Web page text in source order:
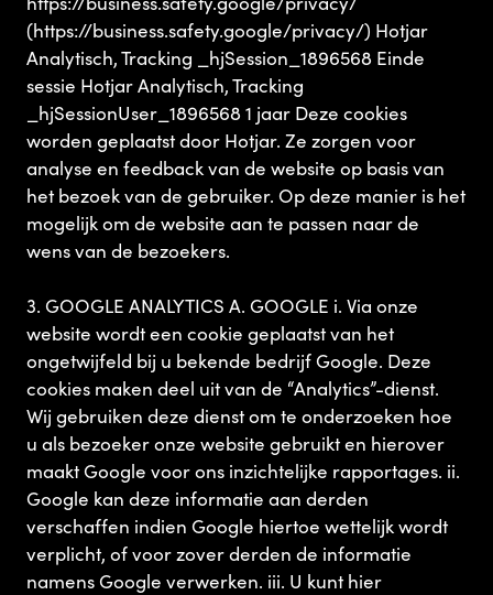
(https://business.safety.google/privacy/) Hotjar
Analytisch, Tracking _hjSession_1896568 Einde
sessie Hotjar Analytisch, Tracking
_hjSessionUser_1896568 1 jaar Deze cookies
worden geplaatst door Hotjar. Ze zorgen voor
analyse en feedback van de website op basis van
het bezoek van de gebruiker. Op deze manier is het
mogelijk om de website aan te passen naar de
wens van de bezoekers.
3. GOOGLE ANALYTICS A. GOOGLE i. Via onze
website wordt een cookie geplaatst van het
ongetwijfeld bij u bekende bedrijf Google. Deze
cookies maken deel uit van de “Analytics”-dienst.
Wij gebruiken deze dienst om te onderzoeken hoe
u als bezoeker onze website gebruikt en hierover
maakt Google voor ons inzichtelijke rapportages. ii.
Google kan deze informatie aan derden
verschaffen indien Google hiertoe wettelijk wordt
verplicht, of voor zover derden de informatie
namens Google verwerken. iii. U kunt hier